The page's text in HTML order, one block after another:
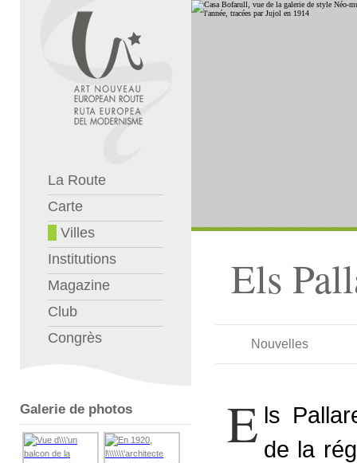
La Route
Carte
Villes
Institutions
Magazine
Club
Congrès
Galerie de photos
Els
Nouvelles
E ls
de la